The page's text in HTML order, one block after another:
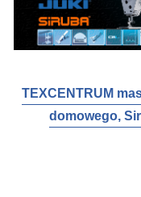
TEXCENTRUM
domowego,